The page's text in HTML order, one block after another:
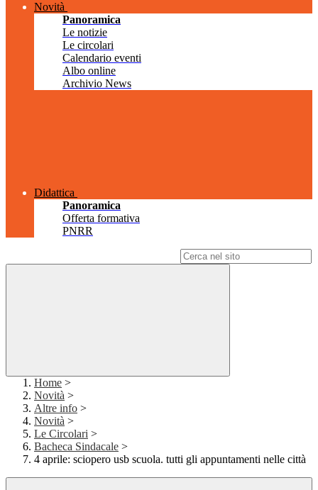
Novità
Panoramica
Le notizie
Le circolari
Calendario eventi
Albo online
Archivio News
Didattica
Panoramica
Offerta formativa
PNRR
Home >
Novità >
Altre info >
Novità >
Le Circolari >
Bacheca Sindacale >
4 aprile: sciopero usb scuola. tutti gli appuntamenti nelle città